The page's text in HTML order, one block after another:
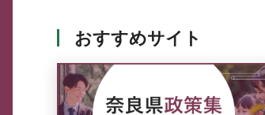
おすすめサイト